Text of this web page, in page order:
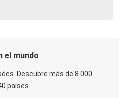
el mundo
Descubre más de 8.000
países.